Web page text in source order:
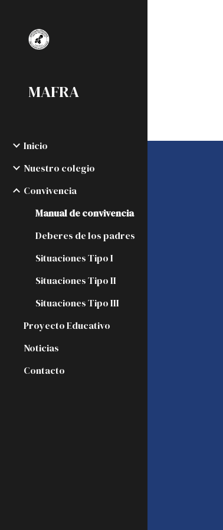
MAFRA
Inicio
Nuestro colegio
Convivencia
Manual de convivencia
Deberes de los padres
Situaciones Tipo I
Situaciones Tipo II
Situaciones Tipo III
Proyecto Educativo
Noticias
Contacto